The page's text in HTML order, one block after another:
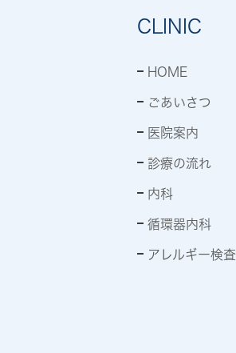
CLINIC
HOME
ごあいさつ
医院案内
診療の流れ
内科
循環器内科
アレルギー検査